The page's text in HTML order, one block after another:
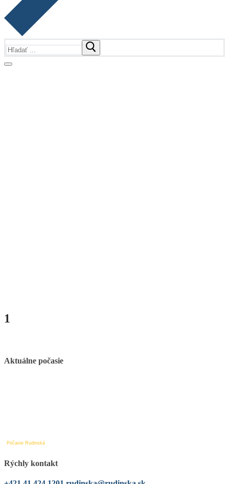
1
Aktuálne počasie
Počasie Rudinská
Rýchly kontakt